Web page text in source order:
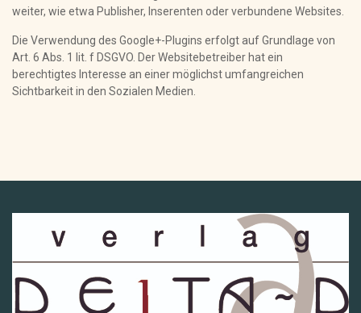
weiter, wie etwa Publisher, Inserenten oder verbundene Websites.
Die Verwendung des Google+-Plugins erfolgt auf Grundlage von
Art. 6 Abs. 1 lit. f DSGVO. Der Websitebetreiber hat ein
berechtigtes Interesse an einer möglichst umfangreichen
Sichtbarkeit in den Sozialen Medien.